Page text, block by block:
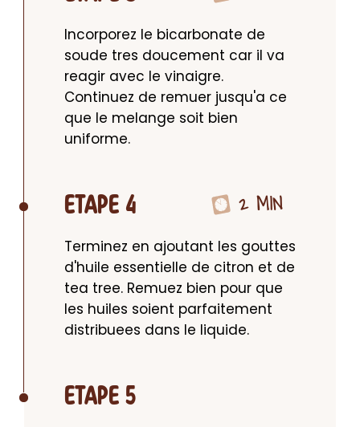
Incorporez le bicarbonate de
soude tres doucement car il va
reagir avec le vinaigre.
Continuez de remuer jusqu'a ce
que le melange soit bien
uniforme.
ETAPE 4 2 MIN
Terminez en ajoutant les gouttes
d'huile essentielle de citron et de
tea tree. Remuez bien pour que
les huiles soient parfaitement
distribuees dans le liquide.
ETAPE 5